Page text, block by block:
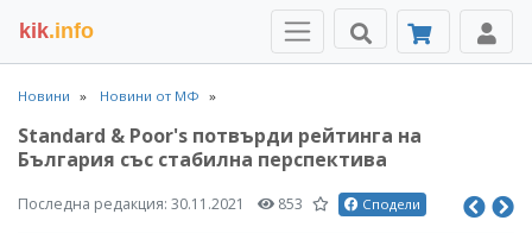
kik.info
Новини Новини от МФ
Standard & Poor's потвърди рейтинга на
България със стабилна перспектива
Последна редакция: 30.11.2021 853 Сподели